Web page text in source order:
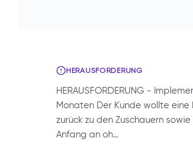
HERAUSFORDERUNG
HERAUSFORDERUNG -
Monaten Der Kunde wollte
zurück zu den Zuschauern
Anfang an oh…